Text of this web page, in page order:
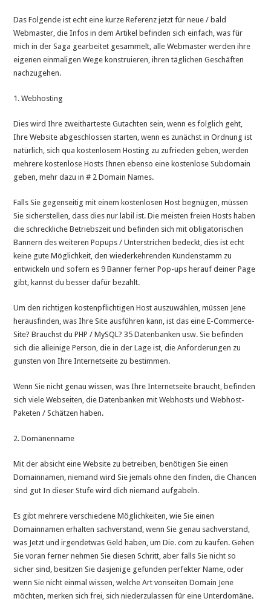
Das Folgende ist echt eine kurze Referenz jetzt für neue / bald
Webmaster, die Infos in dem Artikel befinden sich einfach, was für
mich in der Saga gearbeitet gesammelt, alle Webmaster werden ihre
eigenen einmaligen Wege konstruieren, ihren täglichen Geschäften
nachzugehen.
1. Webhosting
Dies wird Ihre zweitharteste Gutachten sein, wenn es folglich geht,
Ihre Website abgeschlossen starten, wenn es zunächst in Ordnung ist
natürlich, sich qua kostenlosem Hosting zu zufrieden geben, werden
mehrere kostenlose Hosts Ihnen ebenso eine kostenlose Subdomain
geben, mehr dazu in # 2 Domain Names.
Falls Sie gegenseitig mit einem kostenlosen Host begnügen, müssen
Sie sicherstellen, dass dies nur labil ist. Die meisten freien Hosts haben
die schreckliche Betriebszeit und befinden sich mit obligatorischen
Bannern des weiteren Popups / Unterstrichen bedeckt, dies ist echt
keine gute Möglichkeit, den wiederkehrenden Kundenstamm zu
entwickeln und sofern es 9 Banner ferner Pop-ups herauf deiner Page
gibt, kannst du besser dafür bezahlt.
Um den richtigen kostenpflichtigen Host auszuwählen, müssen Jene
herausfinden, was Ihre Site ausführen kann, ist das eine E-Commerce-
Site? Brauchst du PHP / MySQL? 35 Datenbanken usw. Sie befinden
sich die alleinige Person, die in der Lage ist, die Anforderungen zu
gunsten von Ihre Internetseite zu bestimmen.
Wenn Sie nicht genau wissen, was Ihre Internetseite braucht, befinden
sich viele Webseiten, die Datenbanken mit Webhosts und Webhost-
Paketen / Schätzen haben.
2. Domänenname
Mit der absicht eine Website zu betreiben, benötigen Sie einen
Domainnamen, niemand wird Sie jemals ohne den finden, die Chancen
sind gut In dieser Stufe wird dich niemand aufgabeln.
Es gibt mehrere verschiedene Möglichkeiten, wie Sie einen
Domainnamen erhalten sachverstand, wenn Sie genau sachverstand,
was Jetzt und irgendetwas Geld haben, um Die. com zu kaufen. Gehen
Sie voran ferner nehmen Sie diesen Schritt, aber falls Sie nicht so
sicher sind, besitzen Sie dasjenige gefunden perfekter Name, oder
wenn Sie nicht einmal wissen, welche Art vonseiten Domain Jene
möchten, merken sich frei, sich niederzulassen für eine Unterdomäne.